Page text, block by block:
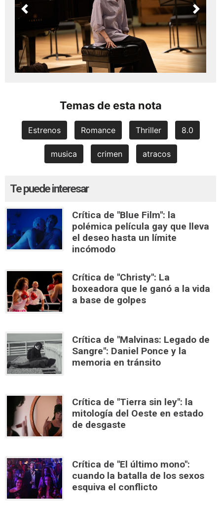
Previous Next
Temas de esta nota
Estrenos Romance Thriller 8.0
musica crimen atracos
Te puede interesar
Crítica de "Blue Film": la
polémica película gay que lleva
el deseo hasta un límite
incómodo
Crítica de "Christy": La
boxeadora que le ganó a la vida
a base de golpes
Crítica de "Malvinas: Legado de
Sangre": Daniel Ponce y la
memoria en tránsito
Crítica de "Tierra sin ley": la
mitología del Oeste en estado
de desgaste
Crítica de "El último mono":
cuando la batalla de los sexos
esquiva el conflicto